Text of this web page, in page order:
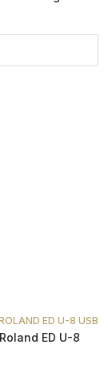
ED U-8 USB
ED U-8